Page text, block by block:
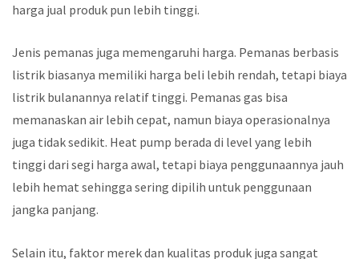
harga jual produk pun lebih tinggi.
Jenis pemanas juga memengaruhi harga. Pemanas berbasis
listrik biasanya memiliki harga beli lebih rendah, tetapi biaya
listrik bulanannya relatif tinggi. Pemanas gas bisa
memanaskan air lebih cepat, namun biaya operasionalnya
juga tidak sedikit. Heat pump berada di level yang lebih
tinggi dari segi harga awal, tetapi biaya penggunaannya jauh
lebih hemat sehingga sering dipilih untuk penggunaan
jangka panjang.
Selain itu, faktor merek dan kualitas produk juga sangat